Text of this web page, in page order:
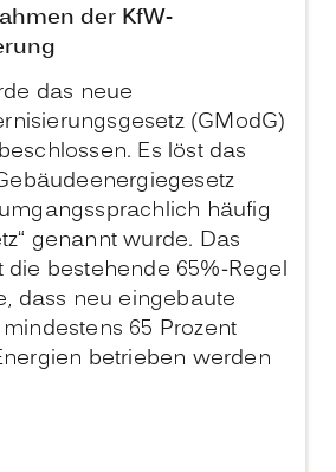
der KfW-
das neue
(GModG)
Es löst das
häufig
genannt wurde. Das
die bestehende 65%-Regel
dass neu eingebaute
65 Prozent
betrieben werden